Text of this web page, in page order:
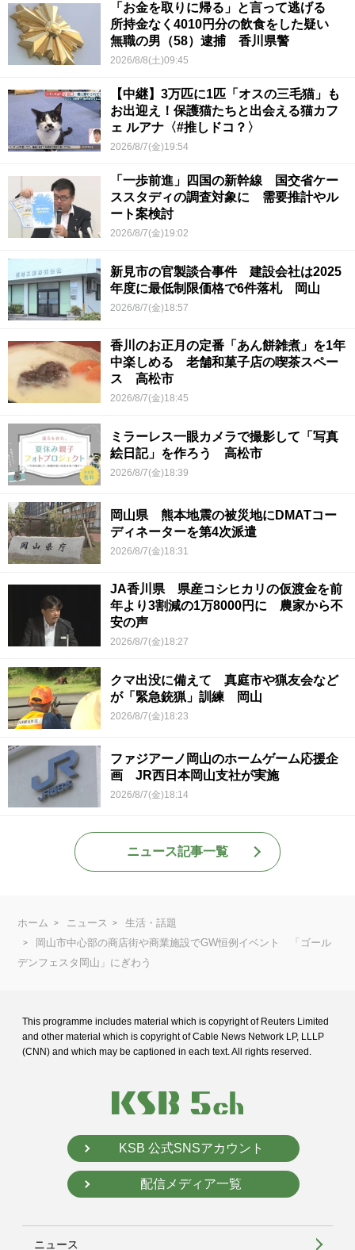
「お金を取りに帰る」と言って逃げる
所持金なく4010円分の飲食をした疑い
無職の男（58）逮捕 香川県警
2026/8/8(土)09:45
【中継】3万匹に1匹「オスの三毛猫」も
お出迎え！保護猫たちと出会える猫カフ
ェ ルアナ〈#推しドコ？〉
2026/8/7(金)19:54
「一歩前進」四国の新幹線 国交省ケー
ススタディの調査対象に 需要推計やル
ート案検討
2026/8/7(金)19:02
新見市の官製談合事件 建設会社は2025
年度に最低制限価格で6件落札 岡山
2026/8/7(金)18:57
香川のお正月の定番「あん餅雑煮」を1年
中楽しめる 老舗和菓子店の喫茶スペー
ス 高松市
2026/8/7(金)18:45
ミラーレス一眼カメラで撮影して「写真
絵日記」を作ろう 高松市
2026/8/7(金)18:39
岡山県 熊本地震の被災地にDMATコー
ディネーターを第4次派遣
2026/8/7(金)18:31
JA香川県 県産コシヒカリの仮渡金を前
年より3割減の1万8000円に 農家から不
安の声
2026/8/7(金)18:27
クマ出没に備えて 真庭市や猟友会など
が「緊急銃猟」訓練 岡山
2026/8/7(金)18:23
ファジアーノ岡山のホームゲーム応援企
画 JR西日本岡山支社が実施
2026/8/7(金)18:14
ニュース記事一覧
ホーム ニュース
生活・話題
岡山市中心部の商店街や商業施設でGW恒例イベント 「ゴール
デンフェスタ岡山」にぎわう
This programme includes material which is copyright of Reuters Limited
and other material which is copyright of Cable News Network LP, LLLP
(CNN) and which may be captioned in each text. All rights reserved.
KSB 公式SNSアカウント
配信メディア一覧
ニュース